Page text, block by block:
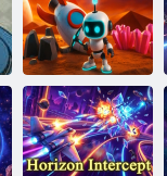
Марсианская
колония